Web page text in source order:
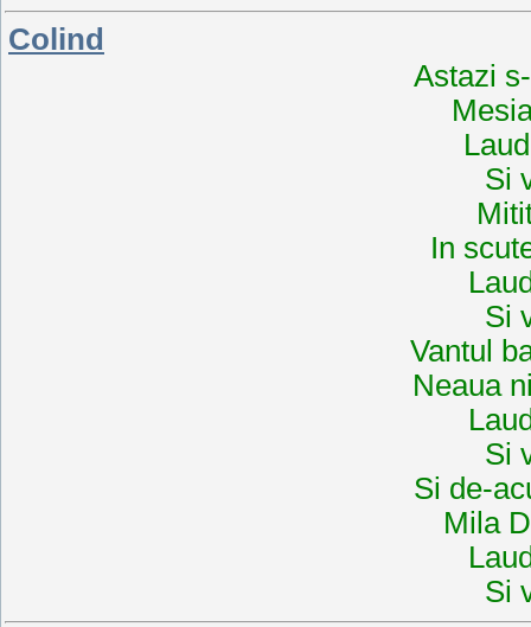
Colind
Astazi
Si
In
Si
Vantul
Neaua
Si
Si de-
Mila
Si